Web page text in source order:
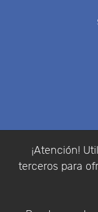
¡Atención!
terceros para